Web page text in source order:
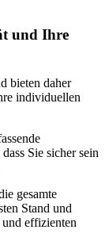
und Ihre
bieten daher
individuellen
Sie sicher sein
gesamte
Stand und
effizienten